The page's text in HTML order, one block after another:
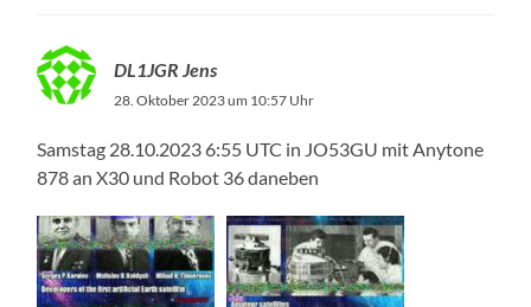
DL1JGR Jens
28. Oktober 2023 um 10:57 Uhr
Samstag 28.10.2023 6:55 UTC in JO53GU mit Anytone
878 an X30 und Robot 36 daneben